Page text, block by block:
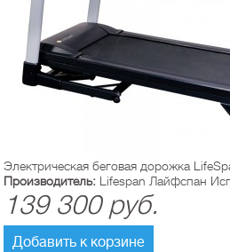
Электрическая беговая дорожка
Производитель: Lifespan Лайфспан
139 300 руб.
Добавить к корзине